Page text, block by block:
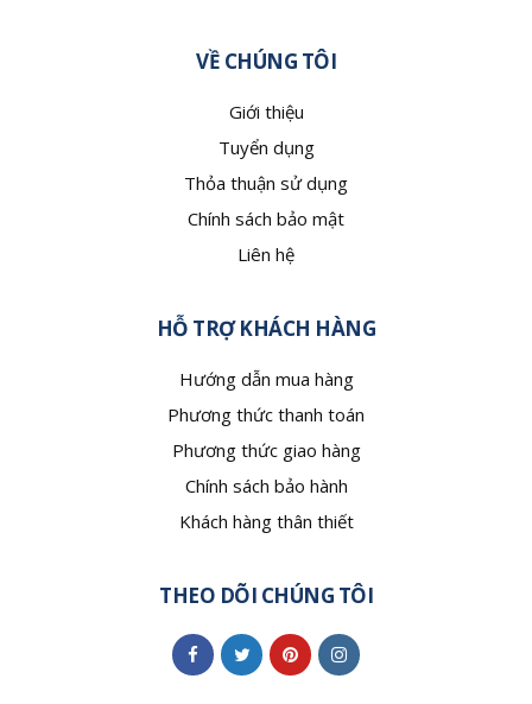
VỀ CHÚNG TÔI
Giới thiệu
Tuyển dụng
Thỏa thuận sử dụng
Chính sách bảo mật
Liên hệ
HỖ TRỢ KHÁCH HÀNG
Hướng dẫn mua hàng
Phương thức thanh toán
Phương thức giao hàng
Chính sách bảo hành
Khách hàng thân thiết
THEO DÕI CHÚNG TÔI